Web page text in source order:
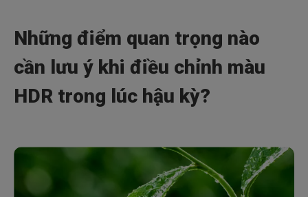
Những điểm quan trọng nào
cần lưu ý khi điều chỉnh màu
HDR trong lúc hậu kỳ?